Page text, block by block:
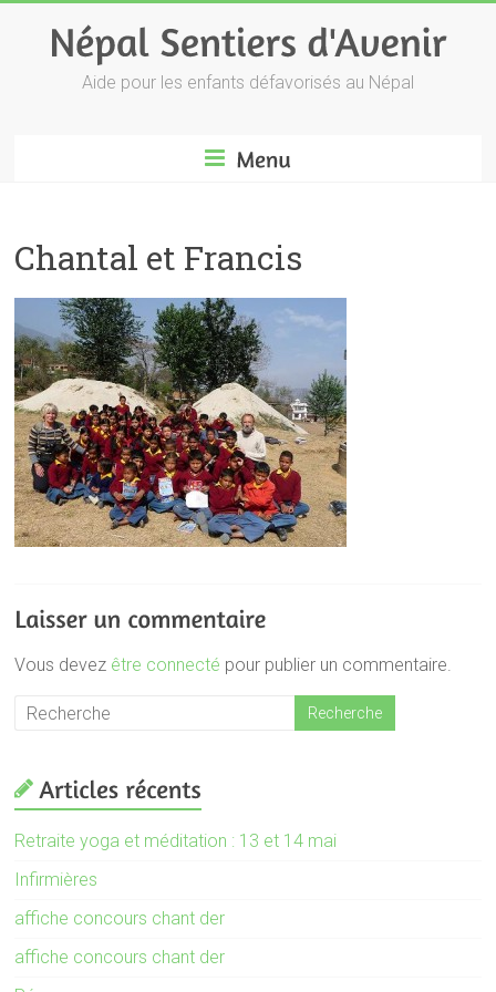
Aide pour les enfants défavorisés au Népal
Chantal et Francis
Vous devez être connecté pour publier un commentaire.
Retraite yoga et méditation : 13 et 14 mai
Infirmières
affiche concours chant der
affiche concours chant der